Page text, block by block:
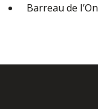
Barreau de